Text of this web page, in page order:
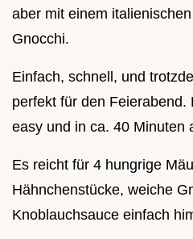
aber mit einem
Gnocchi.
Einfach, schnell, und
perfekt für den Feierabend.
easy und in ca. 40 Minuten
Es reicht für 4 hungrige
Hähnchenstücke, weiche
Knoblauchsauce einfach